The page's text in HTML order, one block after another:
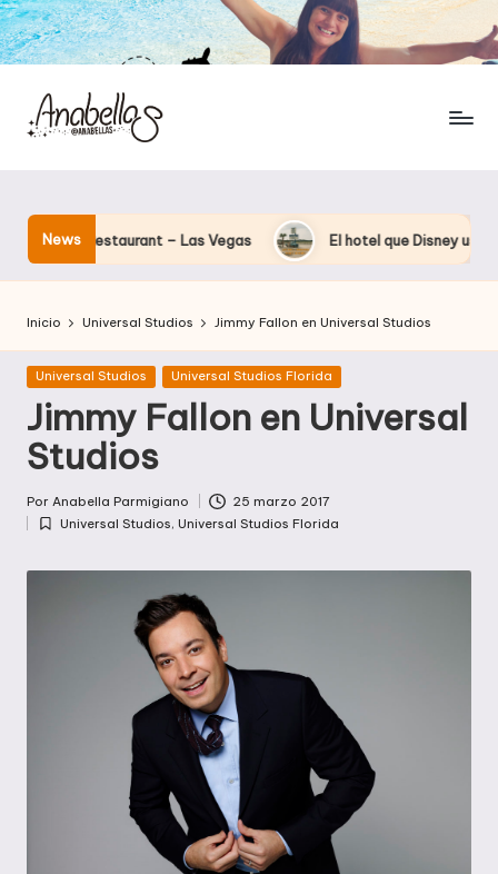
News
Vegas El hotel que Disney uso como «laboratorio
Inicio Universal Studios Jimmy Fallon en Universal Studios
Publicada
Universal Studios Universal Studios Florida
Jimmy Fallon en Universal
Studios
Publicado
por
Por Anabella Parmigiano 25 marzo 2017
Publicada
Universal Studios, Universal Studios Florida